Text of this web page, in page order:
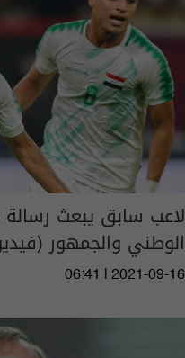
لاعب سابق يبعث رسالة
الوطني والجمهور
06:41 | 2021-09-16